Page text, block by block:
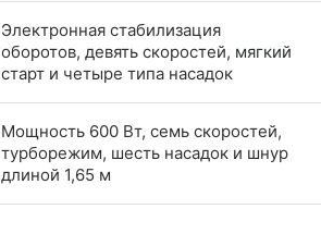
Электронная стабилизация
оборотов, девять скоростей, мягкий
старт и четыре типа насадок
Мощность 600 Вт, семь скоростей,
турборежим, шесть насадок и шнур
длиной 1,65 м